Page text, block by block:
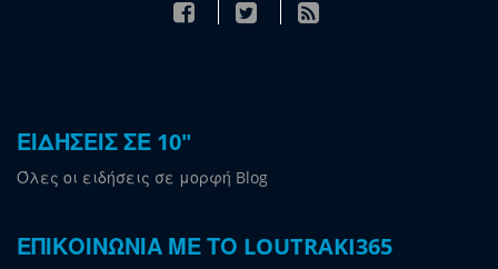
ΕΙΔΗΣΕΙΣ ΣΕ 10"
Όλες οι ειδήσεις σε μορφή Blog
ΕΠΙΚΟΙΝΩΝΙΑ ΜΕ ΤΟ LOUTRAKI365